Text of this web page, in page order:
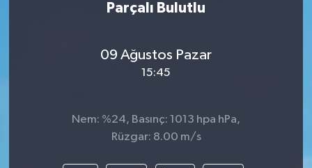
Parçalı Bulutlu
09 Ağustos Pazar
15:45
Nem: %24, Basınç: 1013 hpa hPa,
Rüzgar: 8.00 m/s